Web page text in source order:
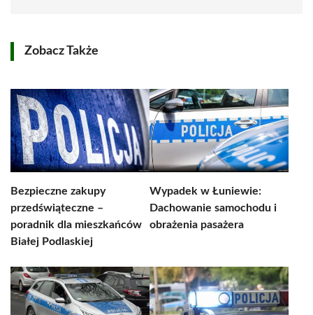
Zobacz Także
Bezpieczne zakupy
przedświąteczne –
poradnik dla mieszkańców
Białej Podlaskiej
Wypadek w Łuniewie:
Dachowanie samochodu i
obrażenia pasażera